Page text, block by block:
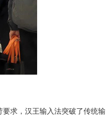
求，汉王输入法突破了传统输